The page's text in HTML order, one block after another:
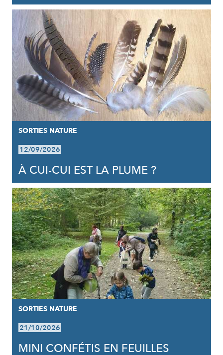
SORTIES NATURE
12/09/2026
À CUI-CUI EST LA PLUME ?
SORTIES NATURE
21/10/2026
MINI CONFÉTIS EN FEUILLES